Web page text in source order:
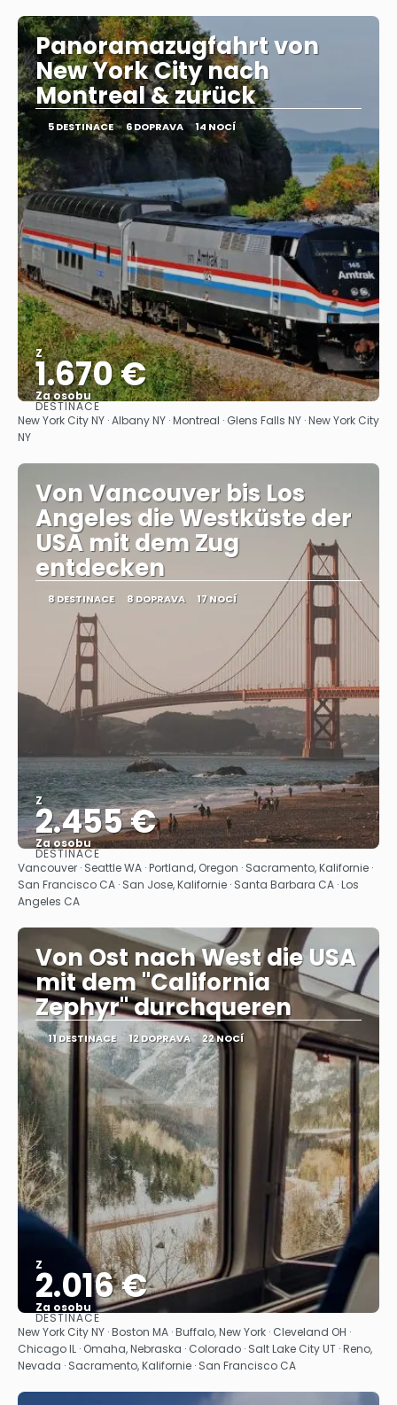
Panoramazugfahrt von
New York City nach
Montreal & zurück
5 DESTINACE 6 DOPRAVA 14 NOCÍ
Z
1.670 €
Za osobu
Zobrazit
DESTINACE
New York City NY · Albany NY · Montreal · Glens Falls NY · New York City
NY
Von Vancouver bis Los
Angeles die Westküste der
USA mit dem Zug
entdecken
8 DESTINACE 8 DOPRAVA 17 NOCÍ
Z
2.455 €
Za osobu
Zobrazit
DESTINACE
Vancouver · Seattle WA · Portland, Oregon · Sacramento, Kalifornie ·
San Francisco CA · San Jose, Kalifornie · Santa Barbara CA · Los
Angeles CA
Von Ost nach West die USA
mit dem "California
Zephyr" durchqueren
11 DESTINACE 12 DOPRAVA 22 NOCÍ
Z
2.016 €
Za osobu
Zobrazit
DESTINACE
New York City NY · Boston MA · Buffalo, New York · Cleveland OH ·
Chicago IL · Omaha, Nebraska · Colorado · Salt Lake City UT · Reno,
Nevada · Sacramento, Kalifornie · San Francisco CA